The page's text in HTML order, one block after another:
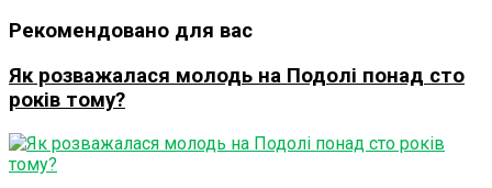
Рекомендовано для вас
Як розважалася молодь на Подолі понад сто
років тому?